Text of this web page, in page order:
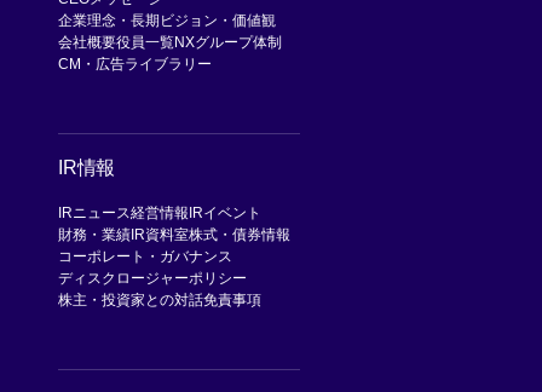
企業理念・長期ビジョン・価値観
会社概要役員一覧NXグループ体制
CM・広告ライブラリー
IR情報
IRニュース経営情報 IRイベント
財務・業績 IR資料室株式・債券情報
コーポレート・ガバナンス
ディスクロージャーポリシー
株主・投資家との対話免責事項